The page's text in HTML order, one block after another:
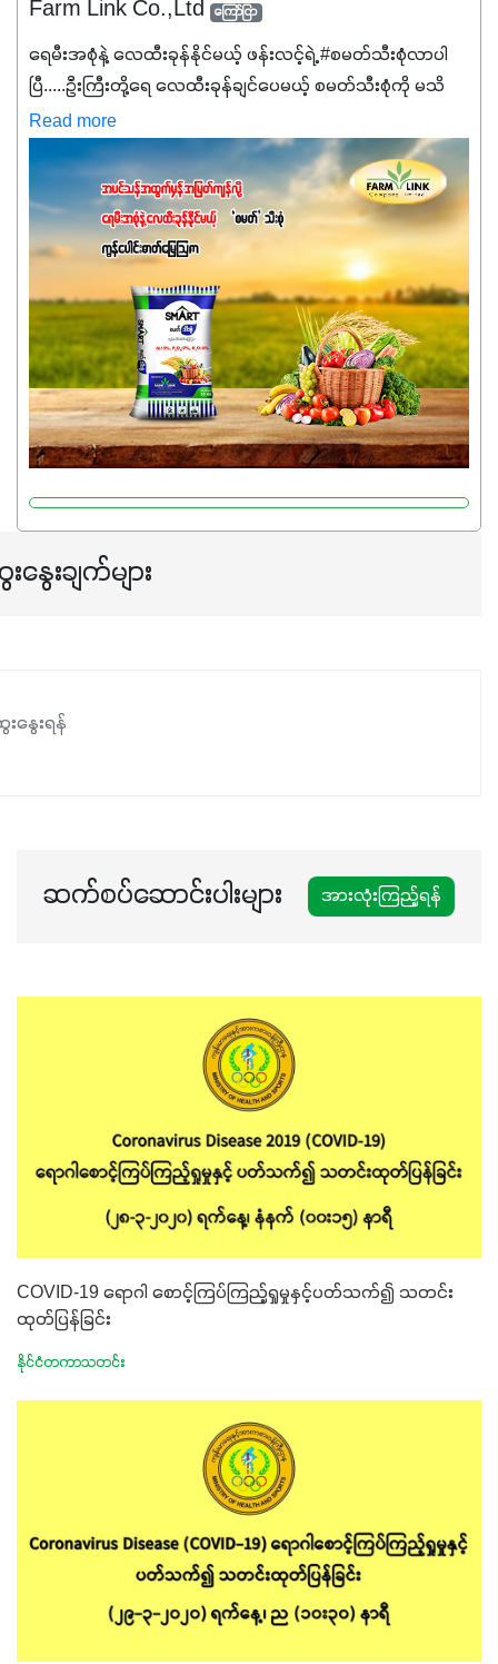
Farm Link Co.,Ltd ကြော်ငြာ
ရေမီးအစုံနဲ့ လေထီးခုန်နိုင်မယ့် ဖန်းလင့်ရဲ့ #စမတ်သီးစုံလာပါ
ပြီ.....ဦးကြီးတို့ရေ ‌လေထီးခုန်ချင်ပေမယ့် စမတ်သီးစုံကို မသိ
သေးရင်တော့ ဒီစာလေးကို ဆက်ဖတ်‌ပေးပါ #စမတ်သီးစုံဆိုတာ
အပင်တိုင်းအတွက် အဓိကအာဟာရNPK (19:7:8)နဲ့ #ဟူးမစ်
အက်စစ်တို့ အချိုးကျ ပေါင်းစပ်ထားတဲ့ ကွန်ပေါင်း
ဓာတ်မြေဩဇာဖြစ်ပါတယ်။ အဓိကအကျိုးကျေးဇူးတွေအနေနဲ့
ကတော့ နိုက်ထရိုဂျင် 19%ပါဝင်တဲ့အတွက် ကလိုရိုဖီးလ်ဖွဲ့စည်း
မှုကို အားပေးကာ သီးနှံပင်များ၏အရွက်များစိမ်းလန်းသန်စွမ်း
ပြီး အစာချက်လုပ်မှုအားကောင်းစေပါတယ်။ အပင်၏ပင်ပိုင်း
ကြီးထွားမှုကို တိုးမြင့်စေကာ အပင်သန်၍ အကြီးမြန်စေပါတယ်။
သင့်တော်တဲ့ Phosphorus 7%ပါဝင်မှုကြောင့် အပင်ရဲ့ အမြစ်
ဖွဲ့စည်းတည်ဆောက်မှုကို ပို၍သန်မာလာအောင် အားပေးပါ
တယ်။ ဒါ့အပြင် ပန်းပွင့်ခြင်း၊အသီးသီးခြင်း၊အစေ့တည်ခြင်း
လုပ်ငန်းစဉ်များကိုလည်း အားပေးပါတယ်။ လုံလောက်တဲ့
Potassium 8%က အပင်ရဲ့ ရောဂါဒဏ်၊ရာသီဥတုဒဏ်ခံနိုင်ရည်
အရသာ ပိုမိုကောင်းမွန်စေဖို့အတွက် လိုအပ်တဲ့အာဟာရဓာတ်
ဖြစ်ပါတယ်။ ဟူးမစ်အက်စစ်ပါဝင်ပေါင်းစပ်ထားတဲ့အတွက်
နှံစားသီးနှံများ၊ပဲအမျိုးမျိုး၊ဟင်းသီးဟင်းရွက်နဲ့ ဥယျာဉ်ခြံသီးနှံ
အားလုံးမှာ အသုံးပြုနိုင်တယ်ဆိုတော့ တစ်မျိုးတည်းနဲ့ အားလုံး
Read more
နွေးချက်များ
နွေးရန်
ဆက်စပ်ဆောင်းပါးများ အားလုံးကြည့်ရန်
COVID-19 ရောဂါ စောင့်ကြပ်ကြည့်ရှုမှုနှင့်ပတ်သက်၍ သတင်း
ထုတ်ပြန်ခြင်း
နိုင်ငံတကာသတင်း